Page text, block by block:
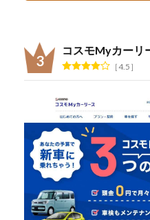
コスモMyカーリ
4.5